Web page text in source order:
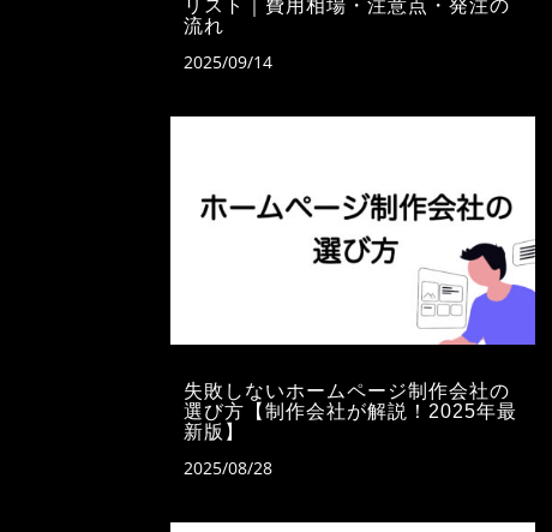
リスト｜費用相場・注意点・発注の
流れ
2025/09/14
失敗しないホームページ制作会社の
選び方【制作会社が解説！2025年最
新版】
2025/08/28